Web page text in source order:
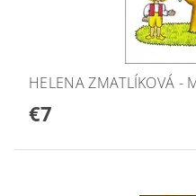
HELENA ZMATLÍKOVÁ -
€7